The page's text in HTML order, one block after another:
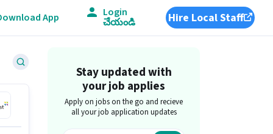
App Login
చేయండి Hire Local Staff
Stay updated with
your job applies
Apply on jobs on the go and recieve
all your job application updates